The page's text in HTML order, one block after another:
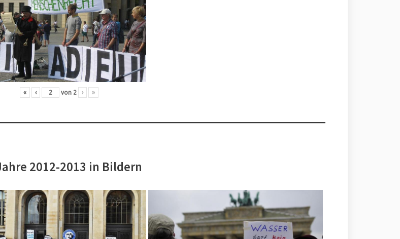
« ‹ von 2 › »
2012-2013 in Bildern